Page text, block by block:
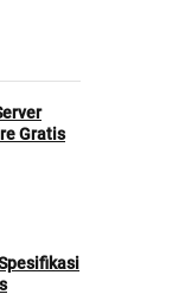
Gratis